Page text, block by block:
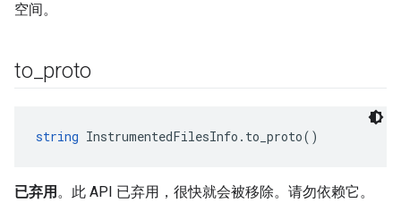
空间。
to proto
string InstrumentedFilesInfo.to_proto()
已弃用 。此 API 已弃用，很快就会被移除。请勿依赖它。